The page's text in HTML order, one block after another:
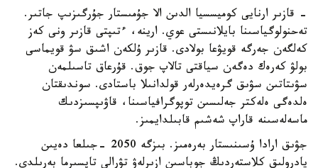
- قازىر ارنايى كوميسسيا الدىن الا جۇمىستار جۇرگىزىپ جاتىر.
تەحنولوگياسىنا بايلانىستى عوي. ارينە، ءتىپتى قازىر ونى كەز
كەلگەن جەرگە قويۋعا بولادى. قازىر ۇلكەن اشىق سۋ قويماسى
بولۋ كەرەك دەگەن سياقتى تالاپ جوق. قۇرعاق تاسىلمەن
سۋىتاتىن سۋىق گرەيدەرلەر قولدانىلا باستادى. سوندىقتان
ەلدەگى ەلەكتر جەلىسىن توپوگرافياسىنا، قاۋىپسىزدىك
ماسەلەسىنە قاراپ شەشىم قابىلدايمىز.
جۋىق ارادا ۇسىنىستار بەرەمىز. بىزگە 2050 -جىلعا دەيىن
يادرولىق كلاستەردىڭ جوباسىن ازىرلەۋ تۋرالى تاپسىرما بەرىلدى.